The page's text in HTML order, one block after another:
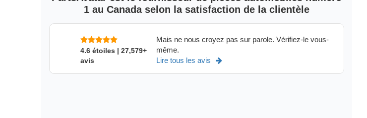
performance
Application unique style to assure a great match
Created to stringent standards using innovative design, engineering, and manufacturing
techniques, no matter how small it may be
1 au Canada selon la satisfaction de la clientèle
4.6 étoiles | 27,579+
avis
Mais ne nous croyez pas sur parole. Vérifiez-le vous-
même.
Lire tous les avis